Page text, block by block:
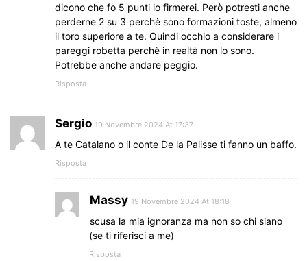
dicono che fo 5 punti io firmerei. Però potresti anche
perderne 2 su 3 perchè sono formazioni toste, almeno
il toro superiore a te. Quindi occhio a considerare i
pareggi robetta perchè in realtà non lo sono.
Potrebbe anche andare peggio.
Risposta
Sergio 19 Novembre 2024 At 17:37
A te Catalano o il conte De la Palisse ti fanno un baffo.
Risposta
Massy 19 Novembre 2024 At 18:18
scusa la mia ignoranza ma non so chi siano
(se ti riferisci a me)
Risposta